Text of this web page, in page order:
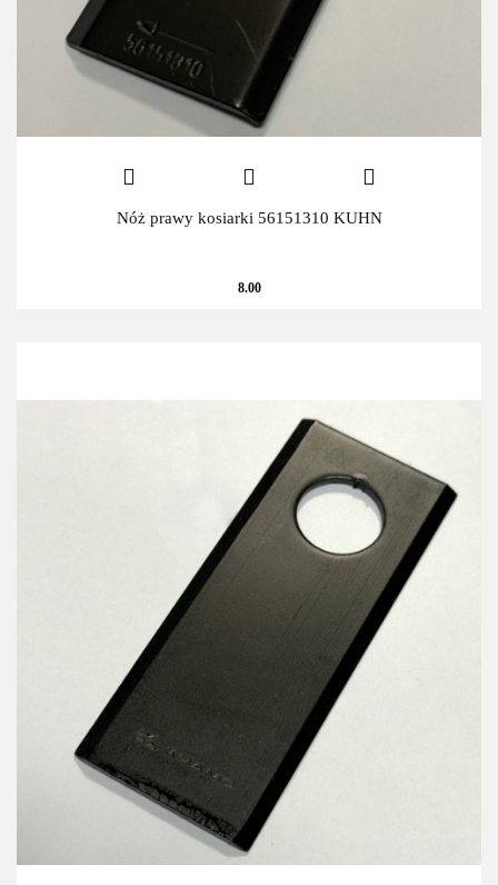
Nóż prawy kosiarki 56151310 KUHN
8.00